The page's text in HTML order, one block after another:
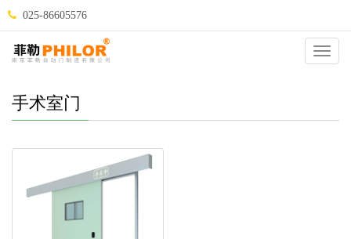
025-86605576
自动门
手术室门